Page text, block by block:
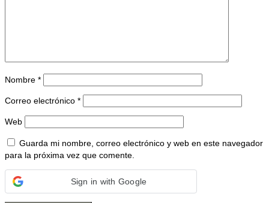
Nombre *
Correo electrónico *
Web
Guarda mi nombre, correo electrónico y web en este navegador
para la próxima vez que comente.
Sign in with Google